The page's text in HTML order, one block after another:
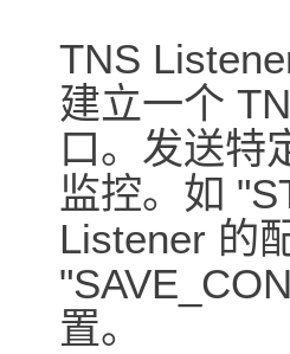
TNS
建立一个
口。发送特
监控。如
Listener 的
置。